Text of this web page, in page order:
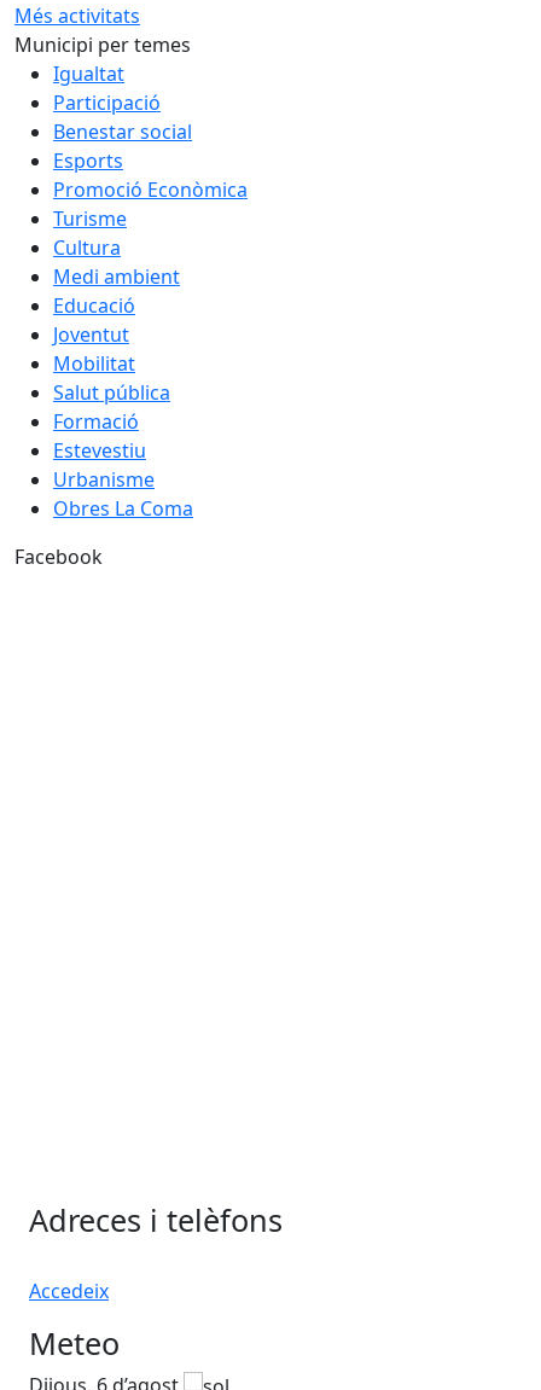
Més activitats
Municipi per temes
Igualtat
Participació
Benestar social
Esports
Promoció Econòmica
Turisme
Cultura
Medi ambient
Educació
Joventut
Mobilitat
Salut pública
Formació
Estevestiu
Urbanisme
Obres La Coma
Facebook
Adreces i telèfons
Accedeix
Meteo